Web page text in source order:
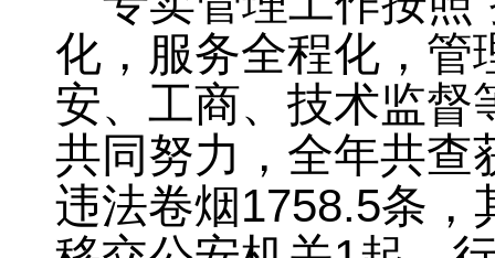
化 ， 服务全程化，管
安、工商、技术监督
共同努力，全年共查
违法卷烟1758.5条 ，